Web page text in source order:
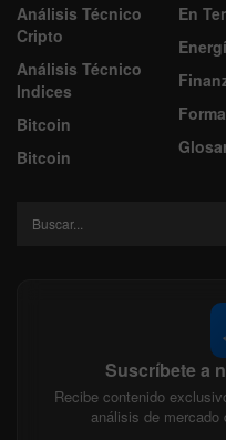
Análisis Técnico
Cripto
Análisis Técnico
Indices
Bitcoin
Bitcoin
En
Suscríbete a
Recibe contenido
análisis de mercado